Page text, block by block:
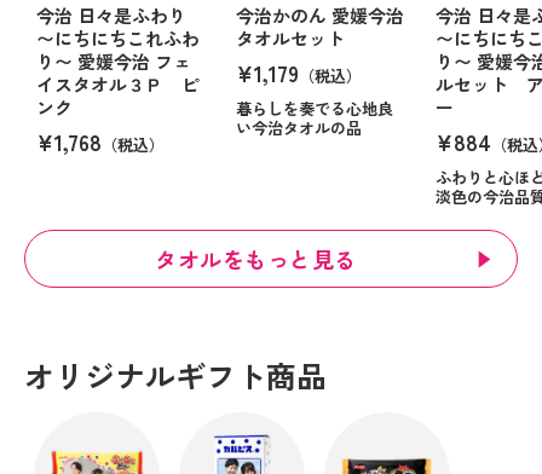
今治 日々是ふわり
〜にちにちこれふわ
り〜 愛媛今治 フェ
イスタオル３Ｐ ピ
ンク
¥1,768 （税込）
今治かのん 愛媛今治
タオルセット
¥1,179 （税込）
暮らしを奏でる心地良
い今治タオルの品
今治 日々是
〜にちにち
り〜 愛媛今
ルセット
ー
¥884 （税
ふわりと心ほ
淡色の今治品
タオルをもっと見る
オリジナルギフト商品